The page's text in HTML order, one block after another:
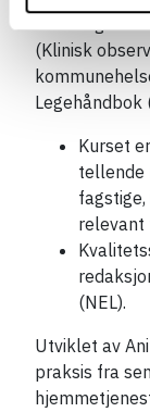
(Klinisk
Legehåndbok
Kurset
tellende
relevant
(NEL).
Utviklet av
praksis fra